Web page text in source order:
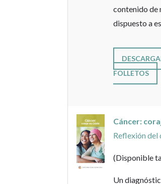
contenido de
dispuesto a
FOLLETOS
Cáncer:
Reflexión
(Disponible
Un